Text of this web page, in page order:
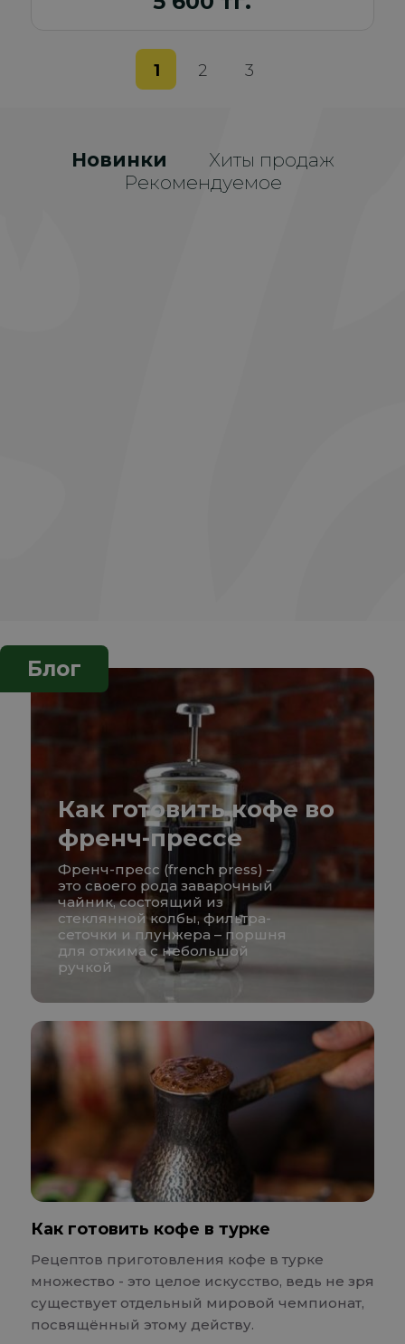
1 2 3
Новинки
Хиты продаж
Рекомендуемое
Блог
Как готовить кофе во
френч-прессе
Френч-пресс (french press) –
это своего рода заварочный
чайник, состоящий из
стеклянной колбы, фильтра-
сеточки и плунжера – поршня
для отжима с небольшой
ручкой
Как готовить кофе в турке
Рецептов приготовления кофе в турке
множество - это целое искусство, ведь не зря
существует отдельный мировой чемпионат,
посвящённый этому действу.